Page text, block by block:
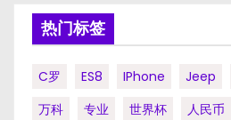
热门标签
C罗 ES8 IPhone Jeep
万科
专业 世界杯 人民币